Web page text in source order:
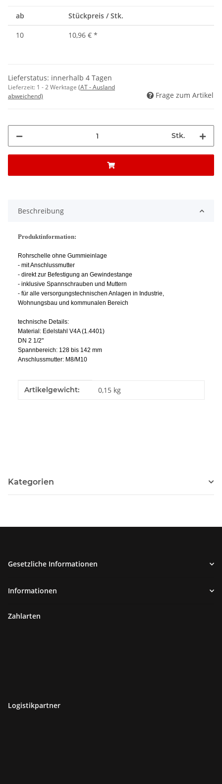
ab Stückpreis / Stk.
10 10,96 € *
Lieferstatus: innerhalb 4 Tagen
Lieferzeit: 1 - 2 Werktage (AT - Ausland
abweichend)
Frage zum Artikel
Stk.
Beschreibung
Produktinformation:
Rohrschelle ohne Gummieinlage
- mit Anschlussmutter
- direkt zur Befestigung an Gewindestange
- inklusive Spannschrauben und Muttern
- für alle versorgungstechnischen Anlagen in Industrie,
Wohnungsbau und kommunalen Bereich
technische Details:
Material: Edelstahl V4A (1.4401)
DN 2 1/2"
Spannbereich: 128 bis 142 mm
Anschlussmutter: M8/M10
Produkteigenschaft
Wert
Artikelgewicht: 0,15 kg
Kategorien
Gesetzliche Informationen
Informationen
Zahlarten
Logistikpartner